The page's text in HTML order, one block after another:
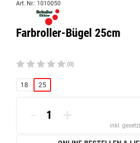
Art. Nr.: 1010050
Farbroller-Bügel 25cm
(0)
18 25
- +
inkl.